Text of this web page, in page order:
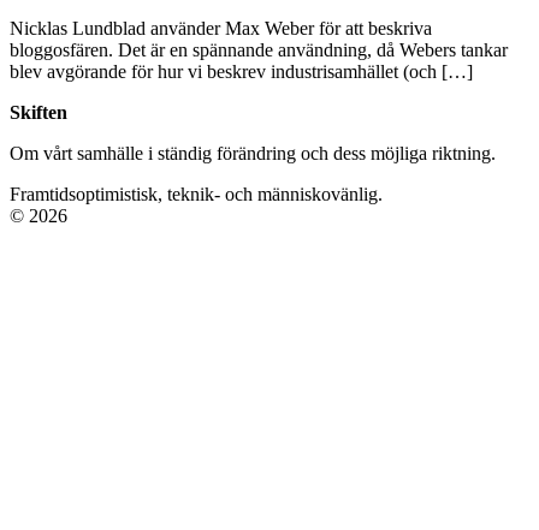
Nicklas Lundblad använder Max Weber för att beskriva
bloggosfären. Det är en spännande användning, då Webers tankar
blev avgörande för hur vi beskrev industrisamhället (och […]
Skiften
Om vårt samhälle i ständig förändring och dess möjliga riktning.
Framtidsoptimistisk, teknik- och människovänlig.
© 2026